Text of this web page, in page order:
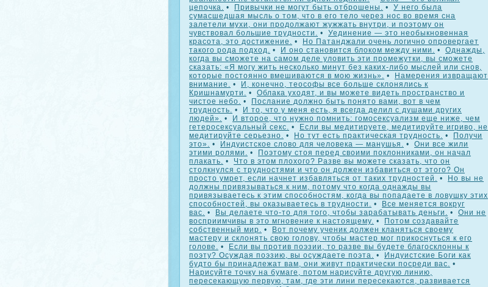
цепочка. • Привычки не могут быть отброшены. • У него была
сумасшедшая мысль о том, что в его тело через нос во время сна
залетели мухи, они продолжают жужжать внутри, и поэтому он
чувствовал большие трудности. • Уединение — это необыкновенная
красота, это достижение. •
Но Патанджали очень логично опровергает
такого рода подход. • И оно становится блоком между ними. • Однажды,
когда вы сможете на самом деле уловить эти промежутки, вы сможете
сказать: «Я могу жить несколько минут без каких-либо мыслей или снов,
которые постоянно вмешиваются в мою жизнь». •
Намерения извращают
внимание. •
И, конечно, теософы все больше склонялись к
Кришнамурти. • Облака уходят, и вы можете видеть пространство и
чистое небо. •
Послание должно быть понято вами, вот в чем
трудность. •
И то, что у меня есть, я всегда делил с душами других
людей». •
И второе, что нужно помнить: гомосексуализм еще ниже, чем
гетеросексуальный секс. •
Если вы медитируете, медитируйте игриво, не
медитируйте серьезно. • Но тут есть практическая трудность. •
Получи
это». • Индуистское слово для человека — манушья. • Они все жили
этими ролями. •
Поэтому стоя перед своими поклонниками, он начал
плакать. • Что в этом плохого? Разве вы можете сказать, что он
столкнулся с трудностями и что он должен избавиться от этого? Он
просто умрет, если начнет избавляться от таких трудностей. •
Но вы не
должны привязываться к ним, потому что когда однажды вы
привязываетесь к этим способностям, когда вы попадаете в ловушку этих
способностей, вы оказываетесь в трудности. •
Все меняется вокруг
вас. • Вы делаете что-то для того, чтобы зарабатывать деньги. • Они не
восприимчивы в это мгновение к настоящему. •
Потом создавайте
собственный мир. •
Вот почему ученик должен кланяться своему
мастеру и склонять свою голову, чтобы мастер мог прикоснуться к его
голове. •
Если вы против поэзии, то разве вы будете благосклонны к
поэту? Осуждая поэзию, вы осуждаете поэта. •
Индуистские Боги как
будто бы принадлежат вам, они живут практически посреди вас. •
Нарисуйте точку на бумаге, потом нарисуйте другую линию,
пересекающую первую, там, где эти лини пересекаются, развивается